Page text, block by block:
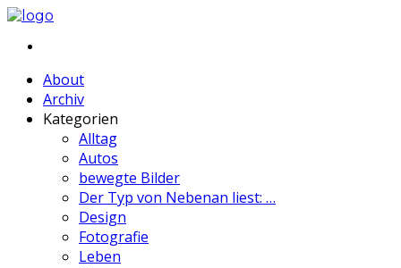
About
Archiv
Kategorien
Alltag
Autos
bewegte Bilder
Der Typ von Nebenan liest: …
Design
Fotografie
Leben